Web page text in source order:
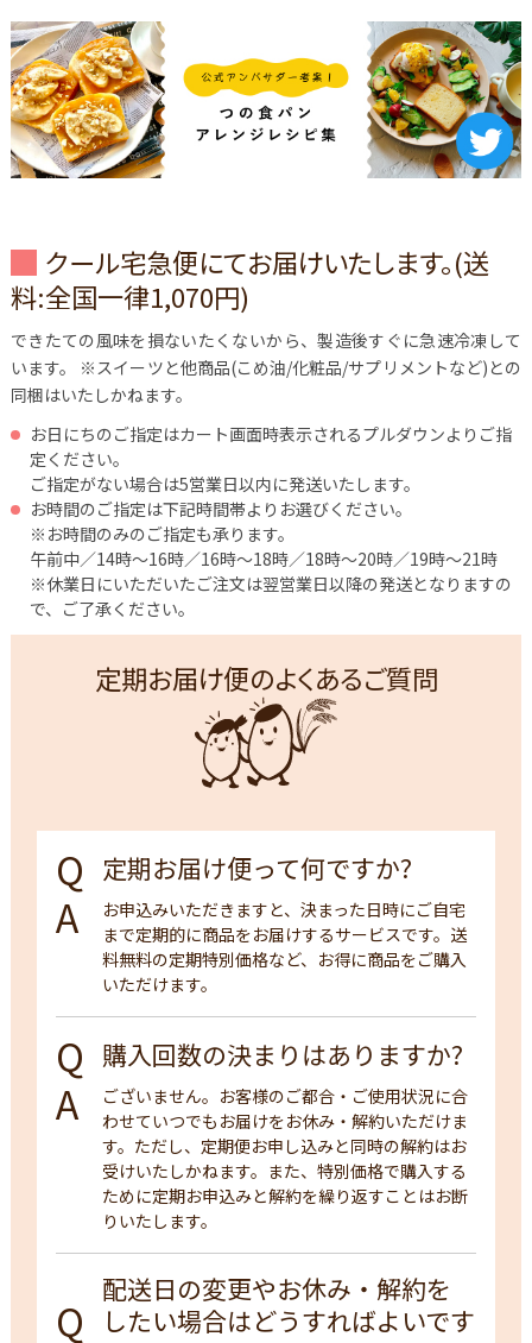
クール宅急便にてお届けいたします。(送
料:全国一律1,070円)
できたての風味を損ないたくないから、製造後すぐに急速冷凍して
います。
※スイーツと他商品(こめ油/化粧品/サプリメントなど)との
同梱はいたしかねます。
お日にちのご指定はカート画面時表示されるプルダウンよりご指
定ください。
ご指定がない場合は5営業日以内に発送いたします。
お時間のご指定は下記時間帯よりお選びください。
※お時間のみのご指定も承ります。
午前中／14時～16時／16時～18時／18時～20時／19時～21時
※休業日にいただいたご注文は翌営業日以降の発送となりますの
で、ご了承ください。
定期お届け便のよくあるご質問
定期お届け便って何ですか?
お申込みいただきますと、決まった日時にご自宅
まで定期的に商品をお届けするサービスです。送
料無料の定期特別価格など、お得に商品をご購入
いただけます。
購入回数の決まりはありますか?
ございません。お客様のご都合・ご使用状況に合
わせていつでもお届けをお休み・解約いただけま
す。ただし、定期便お申し込みと同時の解約はお
受けいたしかねます。また、特別価格で購入する
ために定期お申込みと解約を繰り返すことはお断
りいたします。
配送日の変更やお休み・解約を
したい場合はどうすればよいです